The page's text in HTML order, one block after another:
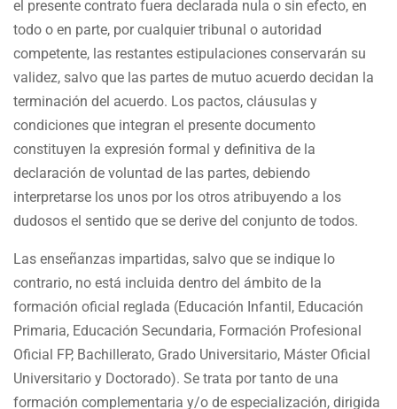
el presente contrato fuera declarada nula o sin efecto, en
todo o en parte, por cualquier tribunal o autoridad
competente, las restantes estipulaciones conservarán su
validez, salvo que las partes de mutuo acuerdo decidan la
terminación del acuerdo. Los pactos, cláusulas y
condiciones que integran el presente documento
constituyen la expresión formal y definitiva de la
declaración de voluntad de las partes, debiendo
interpretarse los unos por los otros atribuyendo a los
dudosos el sentido que se derive del conjunto de todos.
Las enseñanzas impartidas, salvo que se indique lo
contrario, no está incluida dentro del ámbito de la
formación oficial reglada (Educación Infantil, Educación
Primaria, Educación Secundaria, Formación Profesional
Oficial FP, Bachillerato, Grado Universitario, Máster Oficial
Universitario y Doctorado). Se trata por tanto de una
formación complementaria y/o de especialización, dirigida